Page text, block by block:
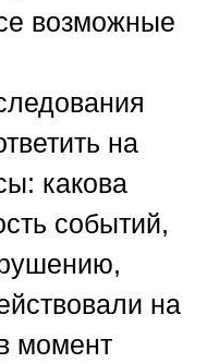
возможные
на
какова
событий,
на
момент